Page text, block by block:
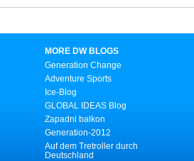
MORE DW BLOGS
Generation Change
Adventure Sports
Ice-Blog
GLOBAL IDEAS Blog
Zapadni balkon
Generation-2012
Auf dem Tretroller durch
Deutschland